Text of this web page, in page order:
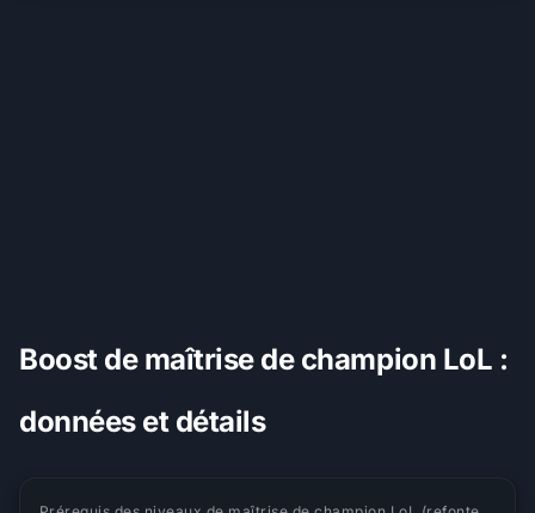
Boost de maîtrise de champion LoL :
données et détails